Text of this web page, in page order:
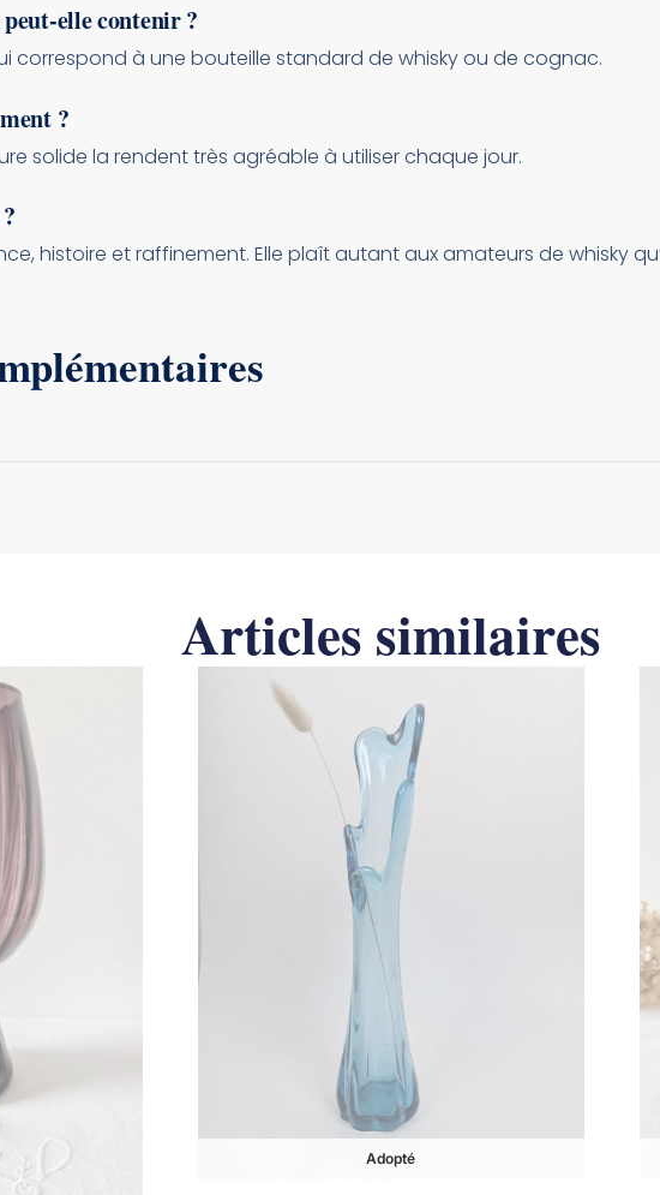
elle contenir ?
correspond à une bouteille standard de whisky ou de cognac.
?
solide la rendent très agréable à utiliser chaque jour.
histoire et raffinement. Elle plaît autant aux amateurs de whisky
Articles similaires
Adopté